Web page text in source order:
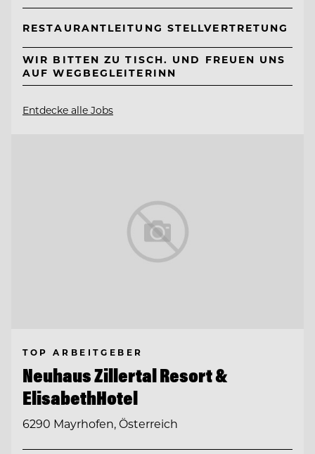
RESTAURANTLEITUNG STELLVERTRETUNG
WIR BITTEN ZU TISCH. UND FREUEN UNS
AUF WEGBEGLEITERINN
Entdecke alle Jobs
TOP ARBEITGEBER
Neuhaus Zillertal Resort &
ElisabethHotel
6290 Mayrhofen, Österreich